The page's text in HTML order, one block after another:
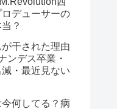
ロデューサーの
？
干された理由
ンデス卒業・
・最近見ない
何してる？病